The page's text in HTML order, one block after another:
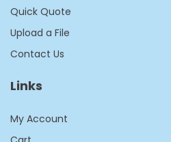
Quick Quote
Upload a File
Contact Us
Links
My Account